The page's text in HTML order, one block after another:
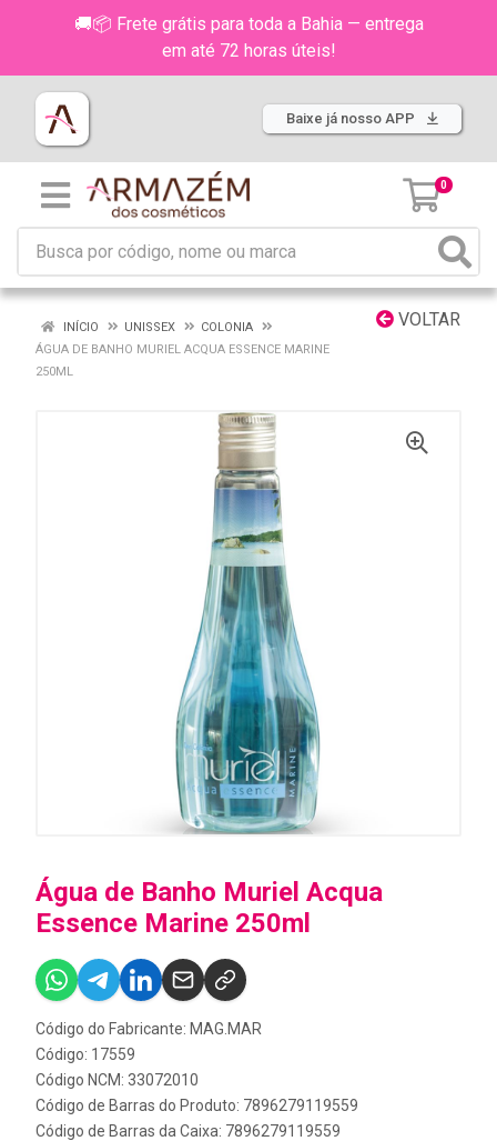
🚚📦 Frete grátis para toda a Bahia — entrega
em até 72 horas úteis!
Baixe já nosso APP
0
VOLTAR
INÍCIO UNISSEX
COLONIA
ÁGUA DE BANHO MURIEL ACQUA ESSENCE MARINE
250ML
Água de Banho Muriel Acqua
Essence Marine 250ml
Código do Fabricante: MAG.MAR
Código: 17559
Código NCM: 33072010
Código de Barras do Produto: 7896279119559
Código de Barras da Caixa: 7896279119559